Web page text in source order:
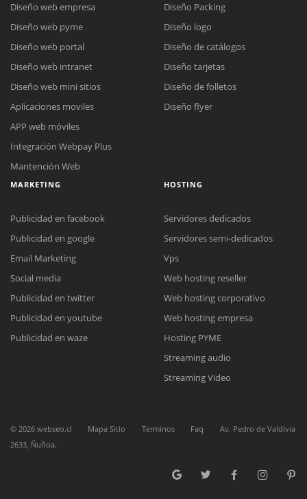
Reunión online
Nuestros ejecutivos le enviarán un correo electrónico con el enlace a
Cotización
Complete el formulario y nos contactaremos a la brevedad.
Chat Online
Todos nuestros ejecutivos están fuera de línea. Complete el formulario
para enviarnos un correo electrónico con sus datos personales.
Diseño web empresa
Diseño web pyme
Diseño web portal
Diseño web intranet
Diseño web mini sitios
Aplicaciones moviles
APP web móviles
Integración Webpay Plus
Mantención Web
Diseño Packing
Diseño logo
Diseño de catálogos
Diseño tarjetas
Diseño de folletos
Diseño flyer
MARKETING
Publicidad en facebook
Publicidad en google
Email Marketing
Social media
Publicidad en twitter
Publicidad en youtube
Publicidad en waze
HOSTING
Servidores dedicados
Servidores semi-dedicados
Vps
Web hosting reseller
Web hosting corporativo
Web hosting empresa
Hosting PYME
Streaming audio
Streaming Video
© 2026 webseo.cl Mapa Sitio Terminos Faq
Av. Pedro de Valdivia
2633, Ñuñoa.